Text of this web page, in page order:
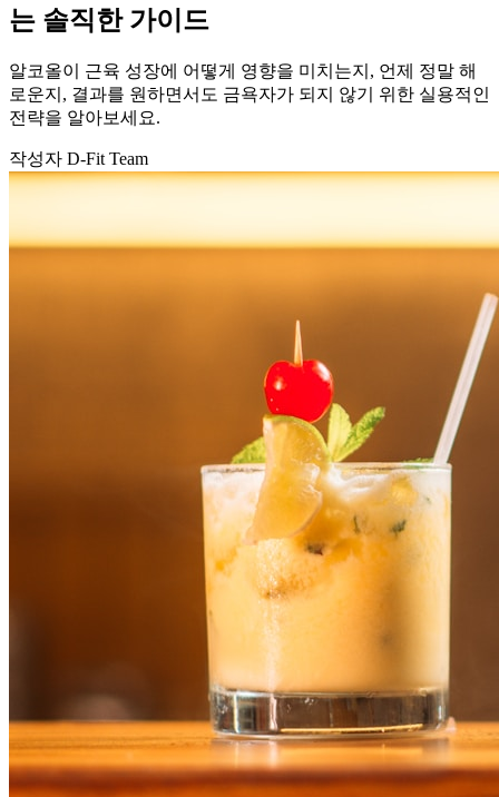
는 솔직한 가이드
알코올이 근육 성장에 어떻게 영향을 미치는지, 언제 정말 해
로운지, 결과를 원하면서도 금욕자가 되지 않기 위한 실용적인
전략을 알아보세요.
작성자 D-Fit Team